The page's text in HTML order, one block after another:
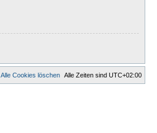
Alle Zeiten sind UTC+02:00
Alle Cookies löschen